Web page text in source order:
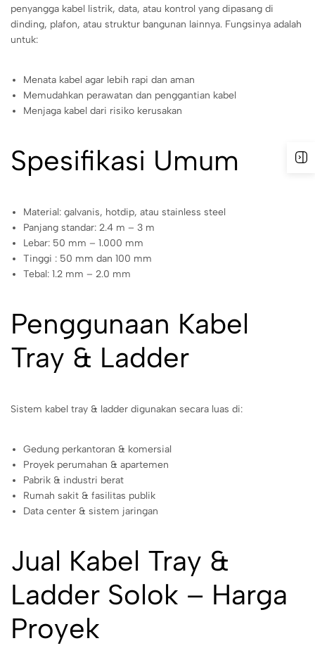
penyangga kabel listrik, data, atau kontrol yang dipasang di
dinding, plafon, atau struktur bangunan lainnya. Fungsinya adalah
untuk:
Menata kabel agar lebih rapi dan aman
Memudahkan perawatan dan penggantian kabel
Menjaga kabel dari risiko kerusakan
Spesifikasi Umum
Material: galvanis, hotdip, atau stainless steel
Panjang standar: 2.4 m – 3 m
Lebar: 50 mm – 1.000 mm
Tinggi : 50 mm dan 100 mm
Tebal: 1.2 mm – 2.0 mm
Penggunaan Kabel
Tray & Ladder
Sistem kabel tray & ladder digunakan secara luas di:
Gedung perkantoran & komersial
Proyek perumahan & apartemen
Pabrik & industri berat
Rumah sakit & fasilitas publik
Data center & sistem jaringan
Jual Kabel Tray &
Ladder Solok – Harga
Proyek